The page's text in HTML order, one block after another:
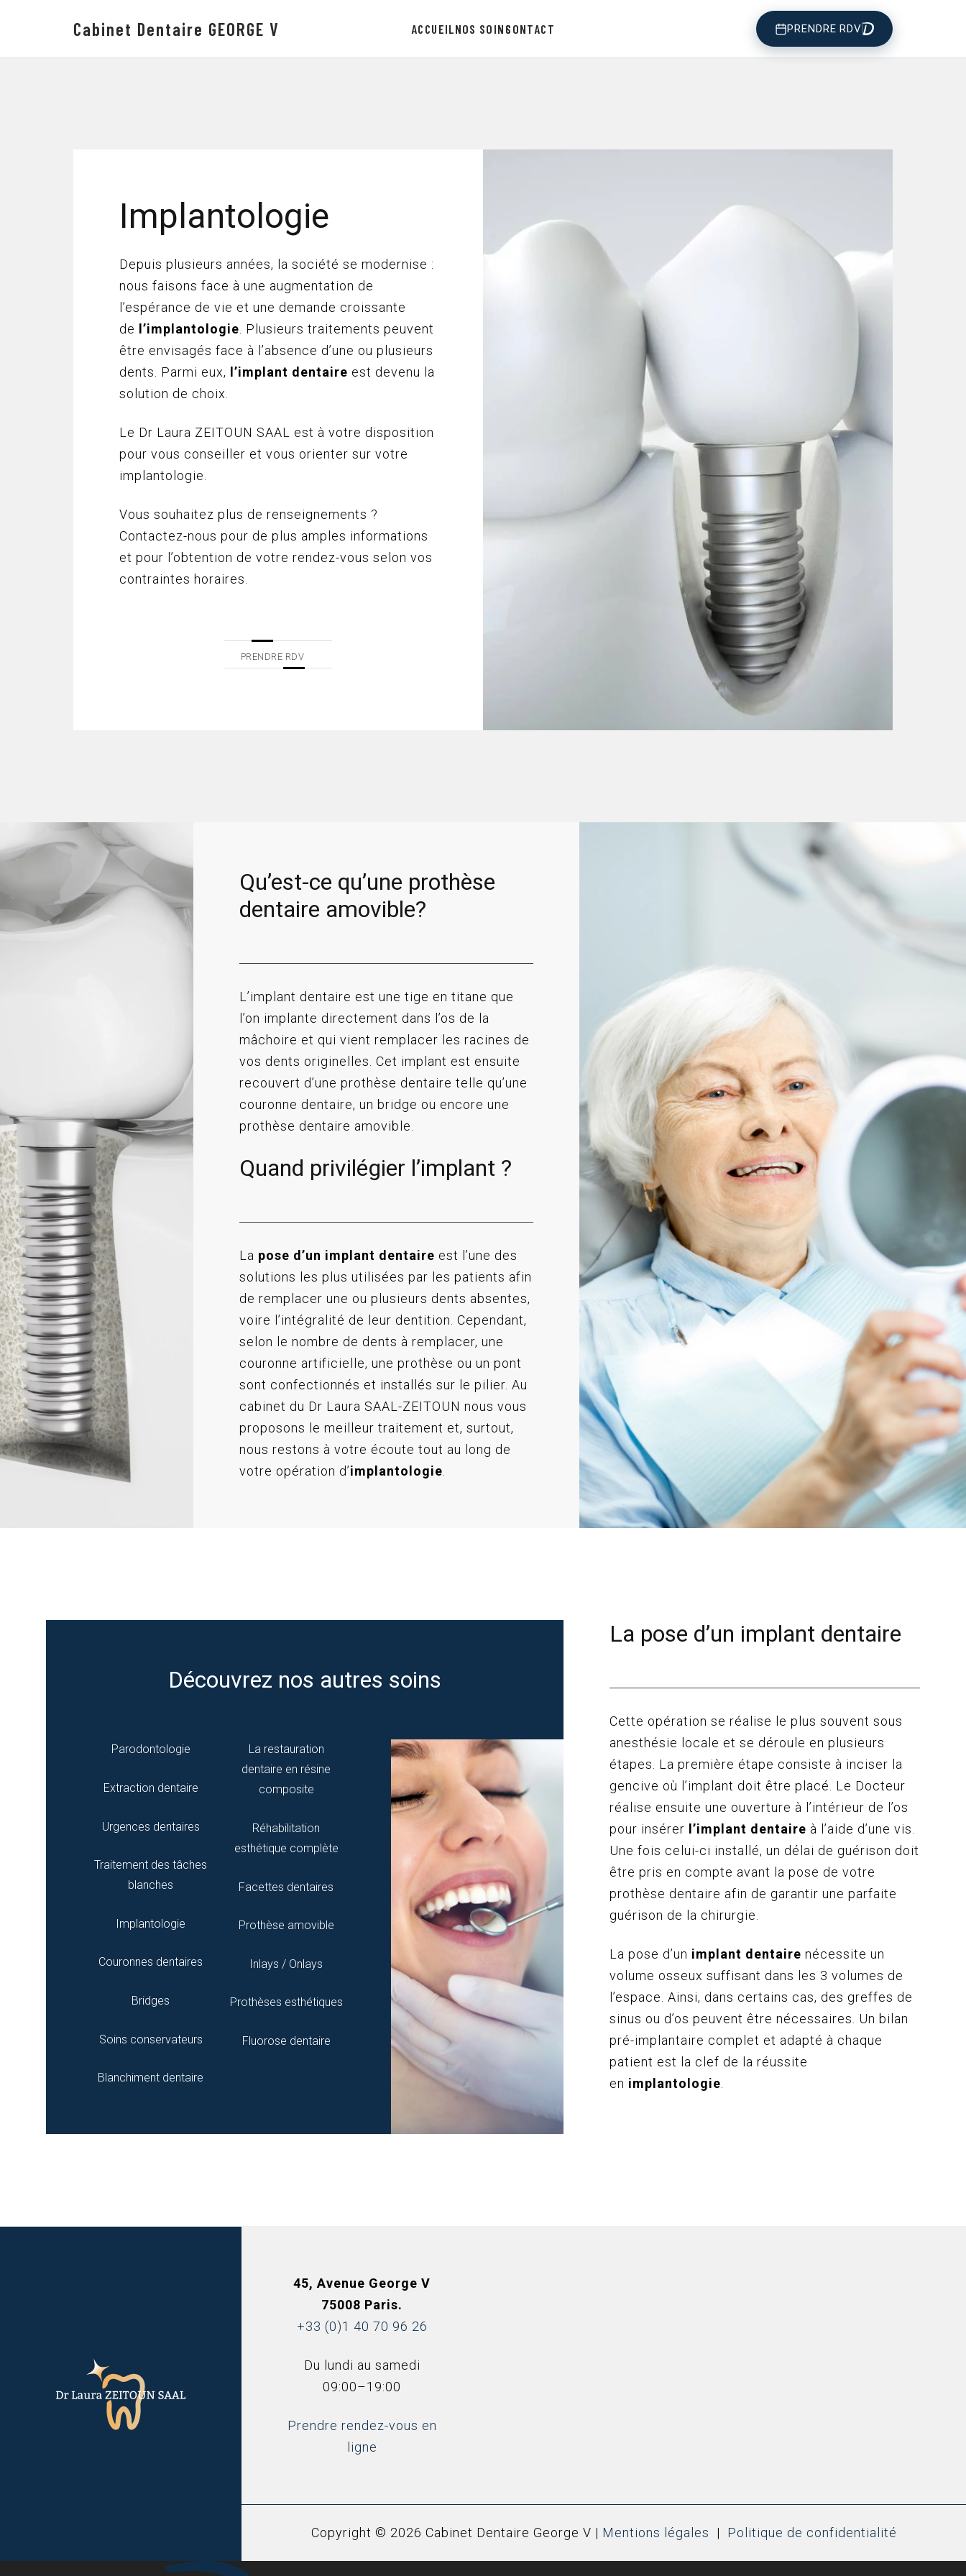
Cabinet Dentaire GEORGE V ACCUEILNOS SOINSCONTACT PRENDRE RDV
Implantologie
Depuis plusieurs années, la société se modernise :
nous faisons face à une augmentation de
l’espérance de vie et une demande croissante
de
l’implantologie . Plusieurs traitements peuvent
être envisagés face à l’absence d’une ou plusieurs
dents. Parmi eux,
l’implant dentaire est devenu la
solution de choix.
Le Dr Laura ZEITOUN SAAL est à votre disposition
pour vous conseiller et vous orienter sur votre
implantologie.
Vous souhaitez plus de renseignements ?
Contactez-nous pour de plus amples informations
et pour l’obtention de votre rendez-vous selon vos
contraintes horaires.
PRENDRE RDV
Qu’est-ce qu’une prothèse
dentaire amovible?
L’implant dentaire est une tige en titane que
l’on implante directement dans l’os de la
mâchoire et qui vient remplacer les racines de
vos dents originelles. Cet implant est ensuite
recouvert d’une prothèse dentaire telle qu’une
couronne dentaire, un bridge ou encore une
prothèse dentaire amovible.
Quand privilégier l’implant ?
La pose d’un implant dentaire est l’une des
solutions les plus utilisées par les patients afin
de remplacer une ou plusieurs dents absentes,
voire l’intégralité de leur dentition. Cependant,
selon le nombre de dents à remplacer, une
couronne artificielle, une prothèse ou un pont
sont confectionnés et installés sur le pilier. Au
cabinet du Dr Laura SAAL-ZEITOUN nous vous
proposons le meilleur traitement et, surtout,
nous restons à votre écoute tout au long de
votre opération d’implantologie.
Découvrez nos autres soins
Parodontologie
La restauration
dentaire en résine
composite
Extraction dentaire
Urgences dentaires
Réhabilitation
esthétique complète
Traitement des tâches
blanches
Facettes dentaires
Implantologie Prothèse amovible
Couronnes dentaires Inlays / Onlays
Bridges Prothèses esthétiques
Soins conservateurs Fluorose dentaire
Blanchiment dentaire
La pose d’un implant dentaire
Cette opération se réalise le plus souvent sous
anesthésie locale et se déroule en plusieurs
étapes. La première étape consiste à inciser la
gencive où l’implant doit être placé. Le Docteur
réalise ensuite une ouverture à l’intérieur de l’os
pour insérer l’implant dentaire à l’aide d’une vis.
Une fois celui-ci installé, un délai de guérison doit
être pris en compte avant la pose de votre
prothèse dentaire afin de garantir une parfaite
guérison de la chirurgie.
La pose d’un implant dentaire nécessite un
volume osseux suffisant dans les 3 volumes de
l’espace. Ainsi, dans certains cas, des greffes de
sinus ou d’os peuvent être nécessaires. Un bilan
pré-implantaire complet et adapté à chaque
patient est la clef de la réussite
en implantologie.
45, Avenue George V
75008 Paris.
+33 (0)1 40 70 96 26
Du lundi au samedi
09:00–19:00
Prendre rendez-vous en
ligne
Copyright © 2026 Cabinet Dentaire George V | Mentions légales | Politique de confidentialité